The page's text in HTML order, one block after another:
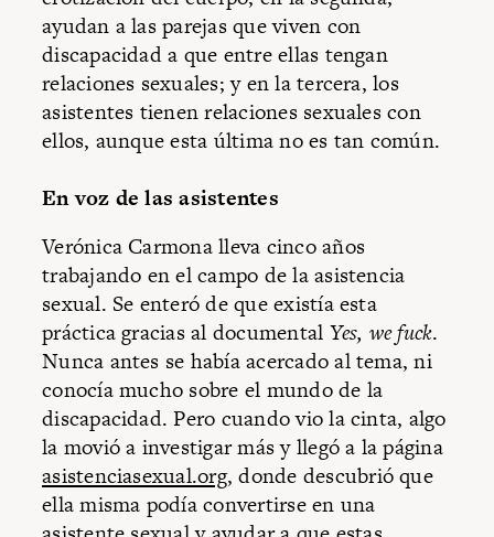
ayudan a las parejas que viven con
discapacidad a que entre ellas tengan
relaciones sexuales; y en la tercera, los
asistentes tienen relaciones sexuales con
ellos, aunque esta última no es tan común.
En voz de las asistentes
Verónica Carmona lleva cinco años
trabajando en el campo de la asistencia
sexual. Se enteró de que existía esta
práctica gracias al documental Yes, we fuck.
Nunca antes se había acercado al tema, ni
conocía mucho sobre el mundo de la
discapacidad. Pero cuando vio la cinta, algo
la movió a investigar más y llegó a la página
asistenciasexual.org, donde descubrió que
ella misma podía convertirse en una